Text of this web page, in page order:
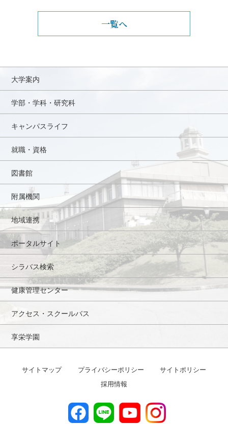
一覧へ
大学案内
学部・学科・研究科
キャンパスライフ
就職・資格
図書館
附属機関
地域連携
ポータルサイト
シラバス検索
健康管理センター
アクセス・スクールバス
享栄学園
サイトマップ プライバシーポリシー
サイトポリシー
採用情報